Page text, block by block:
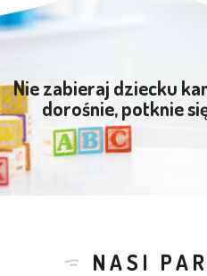
Nie zabieraj dziecku
dorośnie, potknie
NASI